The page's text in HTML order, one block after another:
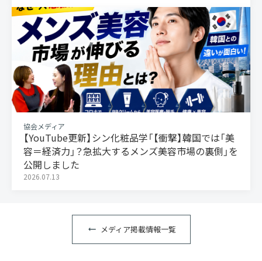
協会メディア
【YouTube更新】シン化粧品学「【衝撃】韓国では「美
容＝経済力」？急拡大するメンズ美容市場の裏側」を
公開しました
2026.07.13
メディア掲載情報一覧